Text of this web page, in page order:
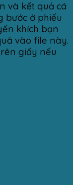
và kết quả cá
bước ở phiếu
khích bạn
vào file này.
giấy nếu